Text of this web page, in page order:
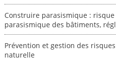
Construire parasismique :
parasismique des bâtiments,
Prévention et gestion des
naturelle